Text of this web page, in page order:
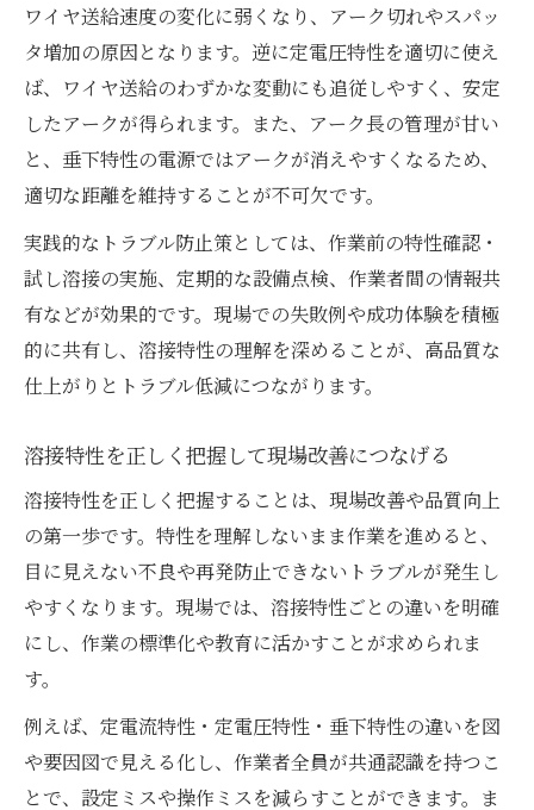
ワイヤ送給速度の変化に弱くなり、アーク切れやスパッ
タ増加の原因となります。逆に定電圧特性を適切に使え
ば、ワイヤ送給のわずかな変動にも追従しやすく、安定
したアークが得られます。また、アーク長の管理が甘い
と、垂下特性の電源ではアークが消えやすくなるため、
適切な距離を維持することが不可欠です。
実践的なトラブル防止策としては、作業前の特性確認・
試し溶接の実施、定期的な設備点検、作業者間の情報共
有などが効果的です。現場での失敗例や成功体験を積極
的に共有し、溶接特性の理解を深めることが、高品質な
仕上がりとトラブル低減につながります。
溶接特性を正しく把握して現場改善につなげる
溶接特性を正しく把握することは、現場改善や品質向上
の第一歩です。特性を理解しないまま作業を進めると、
目に見えない不良や再発防止できないトラブルが発生し
やすくなります。現場では、溶接特性ごとの違いを明確
にし、作業の標準化や教育に活かすことが求められま
す。
例えば、定電流特性・定電圧特性・垂下特性の違いを図
や要因図で見える化し、作業者全員が共通認識を持つこ
とで、設定ミスや操作ミスを減らすことができます。ま